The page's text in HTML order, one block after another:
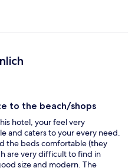
to the beach/shops
hotel, your feel very
and caters to your every need.
the beds comfortable (they
are very difficult to find in
size and modern. The